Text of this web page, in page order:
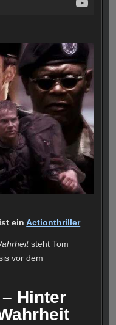
einActionthriller
steht Tom
vor dem
Hinter